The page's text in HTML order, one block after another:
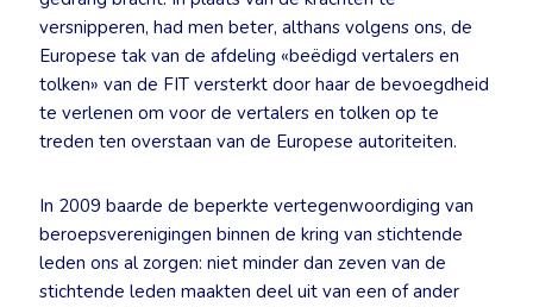
versnipperen, had men beter, althans volgens ons, de
Europese tak van de afdeling «beëdigd vertalers en
tolken» van de FIT versterkt door haar de bevoegdheid
te verlenen om voor de vertalers en tolken op te
treden ten overstaan van de Europese autoriteiten.
In 2009 baarde de beperkte vertegenwoordiging van
beroepsverenigingen binnen de kring van stichtende
leden ons al zorgen: niet minder dan zeven van de
stichtende leden maakten deel uit van een of ander